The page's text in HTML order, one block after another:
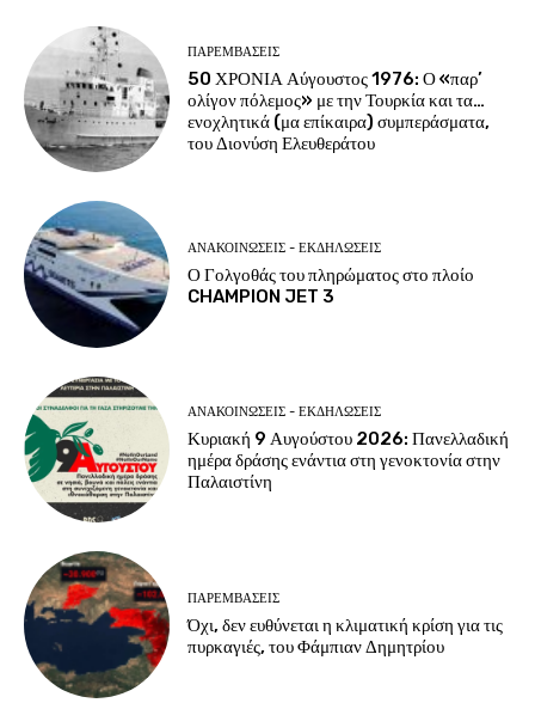
ΠΑΡΕΜΒΑΣΕΙΣ
50 ΧΡΟΝΙΑ Αύγουστος 1976: Ο «παρ’
ολίγον πόλεμος» με την Τουρκία και τα…
ενοχλητικά (μα επίκαιρα) συμπεράσματα,
του Διονύση Ελευθεράτου
ΑΝΑΚΟΙΝΩΣΕΙΣ - ΕΚΔΗΛΩΣΕΙΣ
Ο Γολγοθάς του πληρώματος στο πλοίο
CHAMPION JET 3
ΑΝΑΚΟΙΝΩΣΕΙΣ - ΕΚΔΗΛΩΣΕΙΣ
Κυριακή 9 Αυγούστου 2026: Πανελλαδική
ημέρα δράσης ενάντια στη γενοκτονία στην
Παλαιστίνη
ΠΑΡΕΜΒΑΣΕΙΣ
Όχι, δεν ευθύνεται η κλιματική κρίση για τις
πυρκαγιές, του Φάμπιαν Δημητρίου